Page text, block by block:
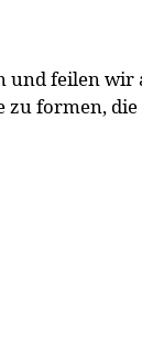
feilen wir
formen, die